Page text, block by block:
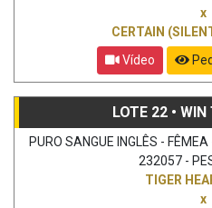
x
CERTAIN
Vídeo
LOTE 22 • WIN
PURO SANGUE INGLÊS -
232057 -
TIGER
x